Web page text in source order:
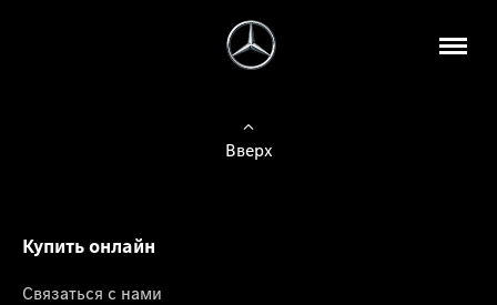
Вверх
Купить онлайн
Связаться с нами